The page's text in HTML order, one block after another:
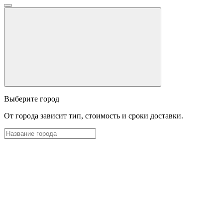
Выберите город
От города зависит тип, стоимость и сроки доставки.